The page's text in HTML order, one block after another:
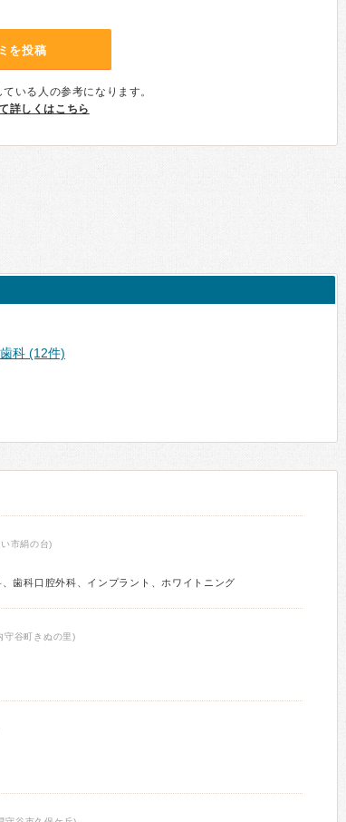
を投稿
いる人の参考になります。
詳しくはこちら
科 (12件)
市絹の台)
歯科口腔外科、インプラント、ホワイトニング
守谷町きぬの里)